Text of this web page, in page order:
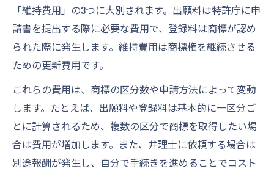
「維持費用」の3つに大別されます。出願料は特許庁に申
請書を提出する際に必要な費用で、登録料は商標が認め
られた際に発生します。維持費用は商標権を継続させる
ための更新費用です。
これらの費用は、商標の区分数や申請方法によって変動
します。たとえば、出願料や登録料は基本的に一区分ご
とに計算されるため、複数の区分で商標を取得したい場
合は費用が増加します。また、弁理士に依頼する場合は
別途報酬が発生し、自分で手続きを進めることでコスト